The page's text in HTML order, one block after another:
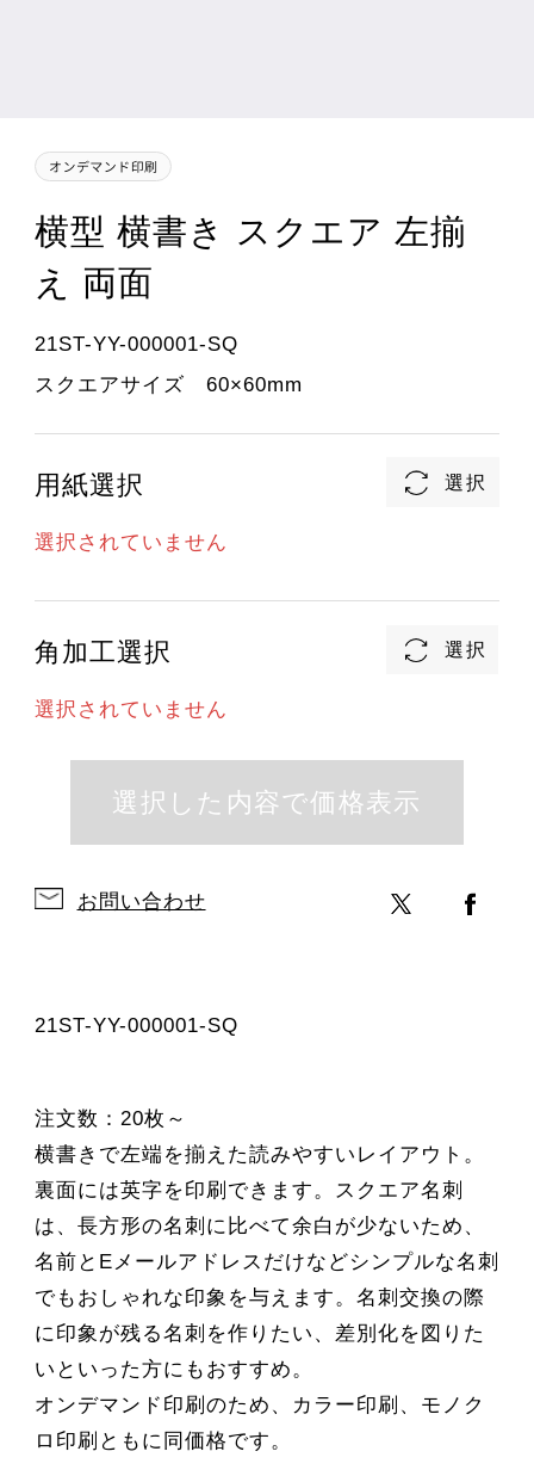
横型 横書き スクエア 左揃
え 両面
21ST-YY-000001-SQ
スクエアサイズ 60×60mm
用紙選択
選択されていません
角加工選択
選択されていません
お問い合わせ
21ST-YY-000001-SQ
注文数：20枚～
横書きで左端を揃えた読みやすいレイアウト。
裏面には英字を印刷できます。スクエア名刺
は、長方形の名刺に比べて余白が少ないため、
名前とEメールアドレスだけなどシンプルな名刺
でもおしゃれな印象を与えます。名刺交換の際
に印象が残る名刺を作りたい、差別化を図りた
いといった方にもおすすめ。
オンデマンド印刷のため、カラー印刷、モノク
ロ印刷ともに同価格です。